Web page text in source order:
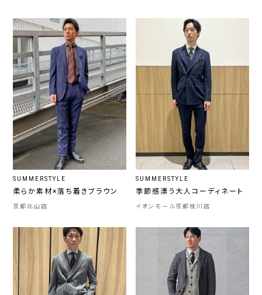
SUMMERSTYLE
柔らか素材×落ち着きブラウン
京都北山店
SUMMERSTYLE
季節感漂う大人コーディネート
イオンモール京都桂川店